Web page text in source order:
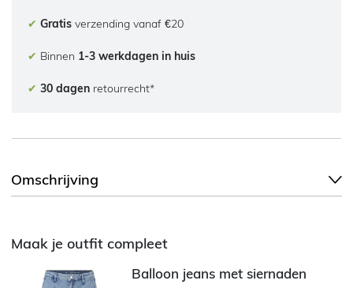
✔ Gratis verzending vanaf €20
✔ Binnen 1-3 werkdagen in huis
✔ 30 dagen retourrecht*
Omschrijving
Maak je outfit compleet
Balloon jeans met siernaden